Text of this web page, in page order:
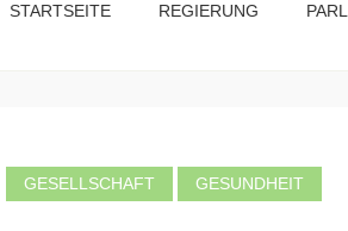
STARTSEITE REGIERUNG
GESELLSCHAFT GESUNDHEIT